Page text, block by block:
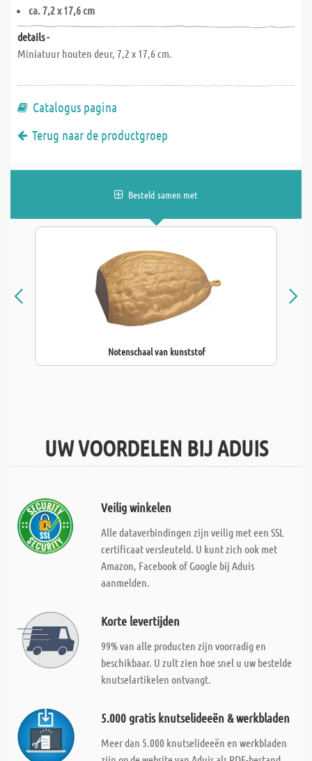
ca. 7,2 x 17,6 cm
details -
Miniatuur houten deur, 7,2 x 17,6 cm.
Catalogus pagina
Terug naar de productgroep
Besteld samen met
Notenschaal van kunststof
UW VOORDELEN BIJ ADUIS
Veilig winkelen
Alle dataverbindingen zijn veilig met een SSL
certificaat versleuteld. U kunt zich ook met
Amazon, Facebook of Google bij Aduis
aanmelden.
Korte levertijden
99% van alle producten zijn voorradig en
beschikbaar. U zult zien hoe snel u uw bestelde
knutselartikelen ontvangt.
5.000 gratis knutselideeën & werkbladen
Meer dan 5.000 knutselideeën en werkbladen